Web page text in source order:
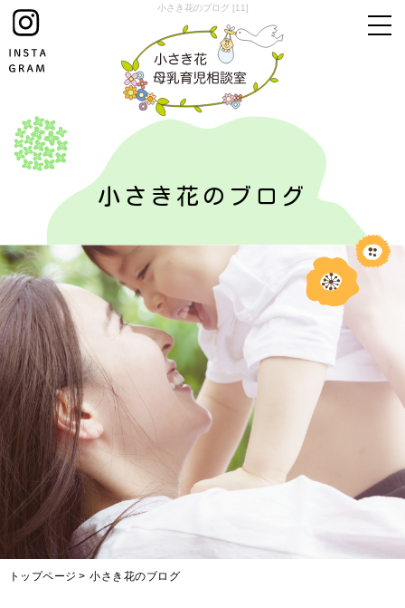
小さき花のブログ [11]
小さき花のブログ
トップページ 小さき花のブログ